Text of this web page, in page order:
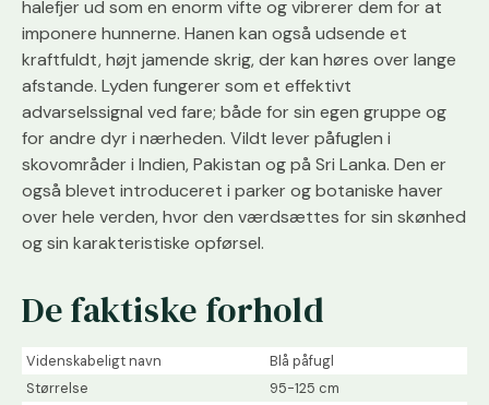
halefjer ud som en enorm vifte og vibrerer dem for at
imponere hunnerne. Hanen kan også udsende et
kraftfuldt, højt jamende skrig, der kan høres over lange
afstande. Lyden fungerer som et effektivt
advarselssignal ved fare; både for sin egen gruppe og
for andre dyr i nærheden. Vildt lever påfuglen i
skovområder i Indien, Pakistan og på Sri Lanka. Den er
også blevet introduceret i parker og botaniske haver
over hele verden, hvor den værdsættes for sin skønhed
og sin karakteristiske opførsel.
De faktiske forhold
Videnskabeligt navn
Blå påfugl
Størrelse
95-125 cm